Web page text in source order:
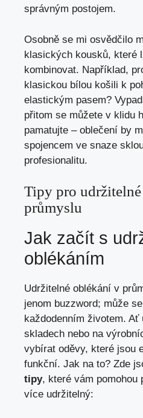
správným postojem.
Osobně se mi osvědčilo
klasických kousků, které
kombinovat. Například,
klasickou bílou košili k
elastickým pasem?
přitom se můžete v klidu
pamatujte – oblečení by
spojencem ve snaze
profesionalitu.
Tipy pro
průmyslu
Jak začít s
oblékáním
Udržitelné oblékání v
jenom buzzword; může
každodenním životem. Ať
skladech nebo na
vybírat oděvy, které jsou
funkční. Jak na to? Zde
tipy, které vám
více udržitelný: